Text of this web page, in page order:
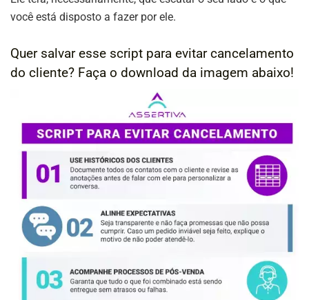
você está disposto a fazer por ele.
Quer salvar esse script para evitar cancelamento
do cliente? Faça o download da imagem abaixo!